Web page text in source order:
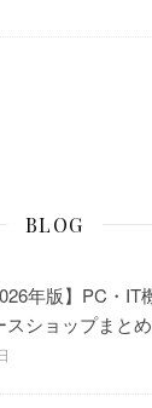
BLOG
年版】PC・IT
ショップまと